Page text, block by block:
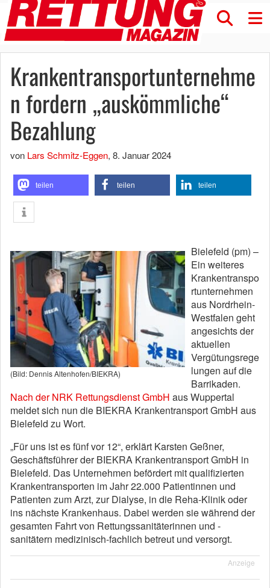
Krankentransportunternehme
n fordern „auskömmliche“
Bezahlung
von Lars Schmitz-Eggen, 8. Januar 2024
teilen teilen teilen
(Bild: Dennis Altenhofen/BIEKRA)
Bielefeld (pm) –
Ein weiteres
Krankentranspo
rtunternehmen
aus Nordrhein-
Westfalen geht
angesichts der
aktuellen
Vergütungsrege
lungen auf die
Barrikaden.
Nach der NRK Rettungsdienst GmbH aus Wuppertal
meldet sich nun die BIEKRA Krankentransport GmbH aus
Bielefeld zu Wort.
„Für uns ist es fünf vor 12“, erklärt Karsten Geßner,
Geschäftsführer der BIEKRA Krankentransport GmbH in
Bielefeld. Das Unternehmen befördert mit qualifizierten
Krankentransporten im Jahr 22.000 Patientinnen und
Patienten zum Arzt, zur Dialyse, in die Reha-Klinik oder
ins nächste Krankenhaus. Dabei werden sie während der
gesamten Fahrt von Rettungssanitäterinnen und -
sanitätern medizinisch-fachlich betreut und versorgt.
Anzeige